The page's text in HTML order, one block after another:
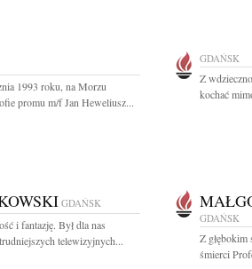
1993 roku, na Morzu
promu m/f Jan Heweliusz...
GDAŃSK
Z
kochać
GDAŃSK
i fantazję. Był dla nas
telewizyjnych...
GDAŃSK
Z
śmierci